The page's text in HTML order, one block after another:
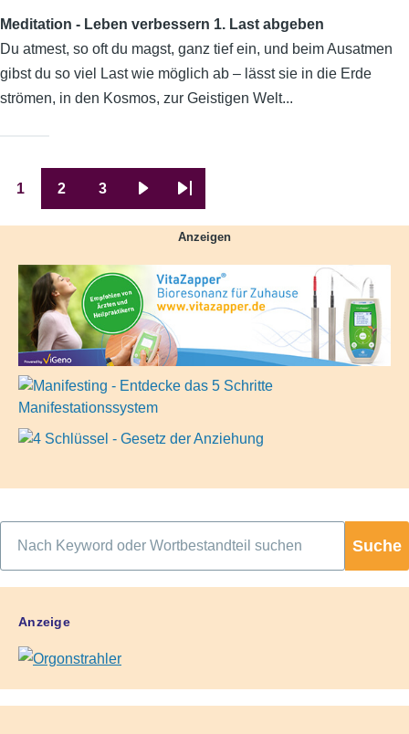
Meditation - Leben verbessern 1. Last abgeben
Du atmest, so oft du magst, ganz tief ein, und beim Ausatmen
gibst du so viel Last wie möglich ab – lässt sie in die Erde
strömen, in den Kosmos, zur Geistigen Welt...
Seite
1 2 3
Nächste
Seite
Letzte
Seite
Anzeigen
Anzeige